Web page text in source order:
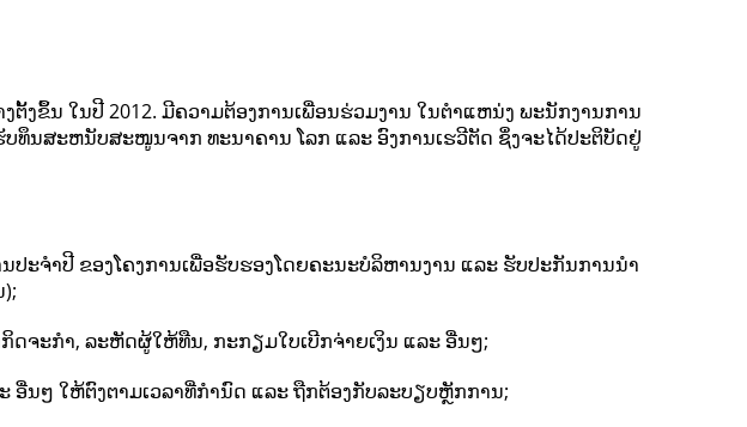
ຂຶ້ນ ໃນປີ 2012. ມີຄວາມຕ້ອງການເພື່ອນຮ່ວມງານ ໃນຕຳແຫນ່ງ ພະນັກງານການ
ບທຶນສະຫນັບສະໜູນຈາກ ທະນາຄານ ໂລກ ແລະ ອົງການເຮວີຕັດ ຊຶ່ງຈະໄດ້ປະຕິບັດຢູ່
ະຈຳປີ ຂອງໂຄງການເພື່ອຮັບຮອງໂດຍຄະນະບໍລິຫານງານ ແລະ ຮັບປະກັນການນໍາ
ຈະກຳ, ລະຫັດຜູ້ໃຫ້ທືນ, ກະກຽມໃບເບີກຈ່າຍເງິນ ແລະ ອື່ນໆ;
ອື່ນໆ ໃຫ້ຕົງຕາມເວລາທີ່ກຳນົດ ແລະ ຖືກຕ້ອງກັບລະບຽບຫຼັກການ;